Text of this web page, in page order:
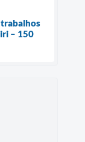
trabalhos
– 150